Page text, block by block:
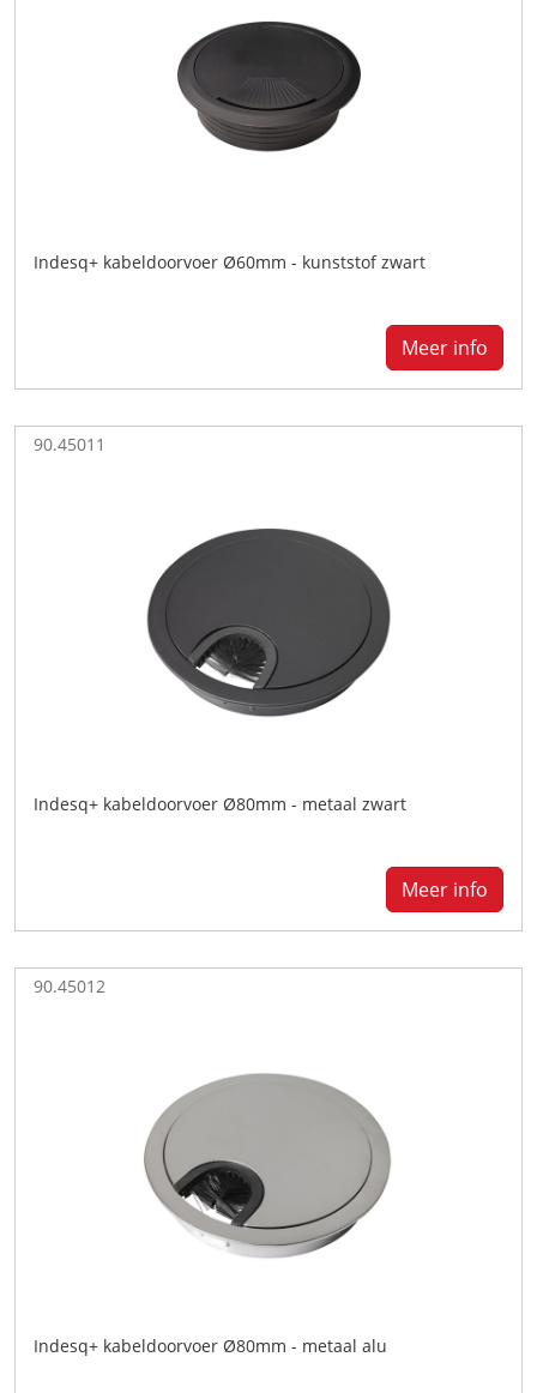
Indesq+ kabeldoorvoer Ø60mm - kunststof zwart
Meer info
90.45011
Indesq+ kabeldoorvoer Ø80mm - metaal zwart
Meer info
90.45012
Indesq+ kabeldoorvoer Ø80mm - metaal alu